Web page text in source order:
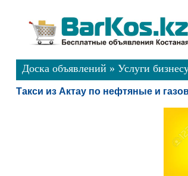
Доска объявлений » Услуги
Такси из Актау по нефтяные и